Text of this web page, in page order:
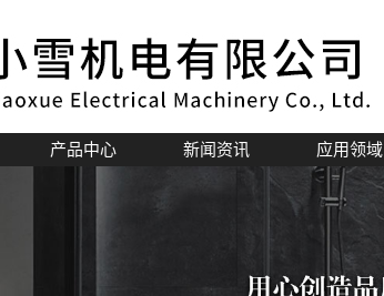
产品中心
新闻资讯
技术知识
应用领域